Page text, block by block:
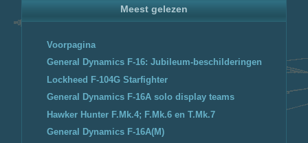
Meest gelezen
Voorpagina
General Dynamics F-16: Jubileum-beschilderingen
Lockheed F-104G Starfighter
General Dynamics F-16A solo display teams
Hawker Hunter F.Mk.4; F.Mk.6 en T.Mk.7
General Dynamics F-16A(M)